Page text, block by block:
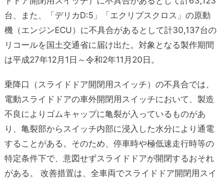
台、また、「デリカD:5」「エクリプスクロス」の原動
機（エンジンECU）に不具合があるとして計30,137台の
リコールを国土交通省に届け出た。対象となる製作期間
は平成27年12月1日～令和2年11月20日。
乗降口（スライドドア開閉用スイッチ）の不具合では、
電動スライドドアの車外開閉用スイッチにおいて、製造
不良によりゴムキャップに亀裂が入っているものがあ
り、亀裂部からスイッチ内部に浸入した水分により通電
することがある。そのため、停車時や極低速走行時等の
特定条件下で、意図せずスライドドアが開閉するおそれ
がある。 改善措置は、全車両でスライドドア開閉用スイ